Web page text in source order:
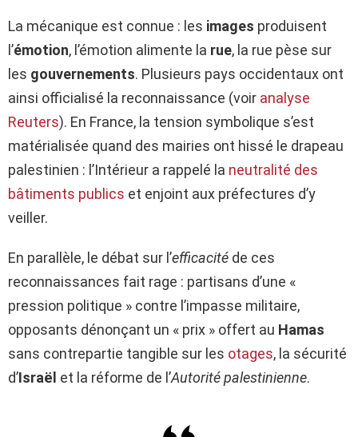
La mécanique est connue : les images produisent
l’émotion, l’émotion alimente la rue, la rue pèse sur
les gouvernements. Plusieurs pays occidentaux ont
ainsi officialisé la reconnaissance (voir analyse
Reuters). En France, la tension symbolique s’est
matérialisée quand des mairies ont hissé le drapeau
palestinien : l’Intérieur a rappelé la neutralité des
bâtiments publics et enjoint aux préfectures d’y
veiller.
En parallèle, le débat sur l’efficacité de ces
reconnaissances fait rage : partisans d’une «
pression politique » contre l’impasse militaire,
opposants dénonçant un « prix » offert au Hamas
sans contrepartie tangible sur les otages, la sécurité
d’Israël et la réforme de l’Autorité palestinienne.